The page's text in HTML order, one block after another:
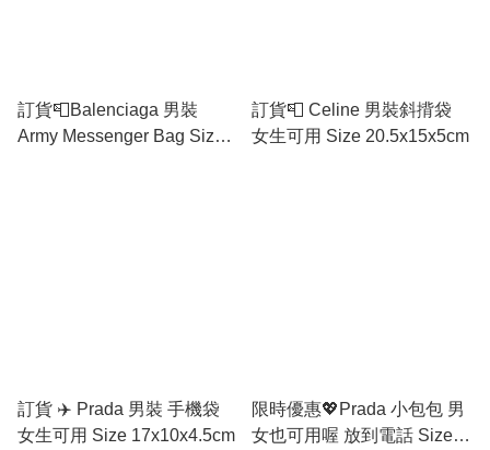
訂貨📮Balenciaga 男裝
Army Messenger Bag Size
訂貨📮 Celine 男裝斜揹袋
女生可用 Size 20.5x15x5cm
訂貨 ✈️ Prada 男裝 手機袋
女生可用 Size 17x10x4.5cm
限時優惠💖Prada 小包包 男
女也可用喔 放到電話 Size